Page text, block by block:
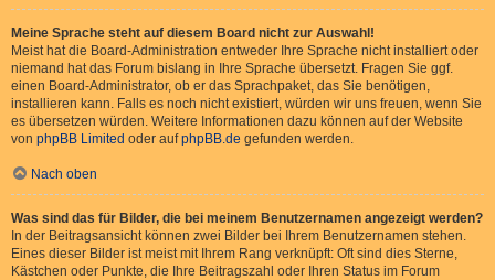
Meine Sprache steht auf diesem Board nicht zur Auswahl!
Meist hat die Board-Administration entweder Ihre Sprache nicht installiert oder
niemand hat das Forum bislang in Ihre Sprache übersetzt. Fragen Sie ggf.
einen Board-Administrator, ob er das Sprachpaket, das Sie benötigen,
installieren kann. Falls es noch nicht existiert, würden wir uns freuen, wenn Sie
es übersetzen würden. Weitere Informationen dazu können auf der Website
von phpBB Limited oder aufphpBB.de gefunden werden.
Nach oben
Was sind das für Bilder, die bei meinem Benutzernamen angezeigt werden?
In der Beitragsansicht können zwei Bilder bei Ihrem Benutzernamen stehen.
Eines dieser Bilder ist meist mit Ihrem Rang verknüpft: Oft sind dies Sterne,
Kästchen oder Punkte, die Ihre Beitragszahl oder Ihren Status im Forum